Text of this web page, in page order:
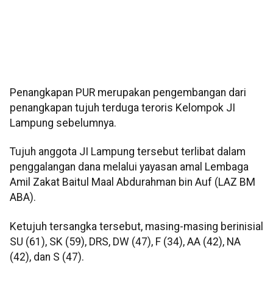
Penangkapan PUR merupakan pengembangan dari
penangkapan tujuh terduga teroris Kelompok JI
Lampung sebelumnya.
Tujuh anggota JI Lampung tersebut terlibat dalam
penggalangan dana melalui yayasan amal Lembaga
Amil Zakat Baitul Maal Abdurahman bin Auf (LAZ BM
ABA).
Ketujuh tersangka tersebut, masing-masing berinisial
SU (61), SK (59), DRS, DW (47), F (34), AA (42), NA
(42), dan S (47).